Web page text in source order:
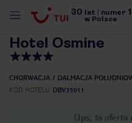
30 lat numer 1
w Polsce
Hotel Osmine
CHORWACJA DALMACJA
KOD HOTELU DBV35011
Ups, ta oferta